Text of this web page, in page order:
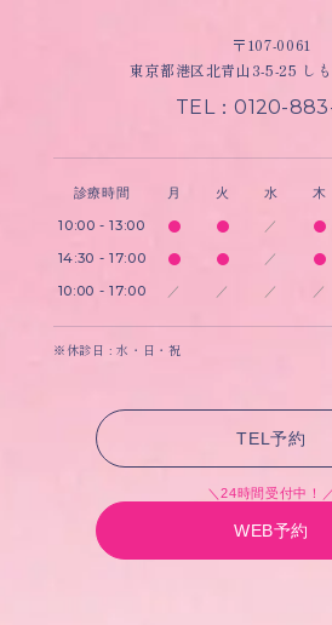
〒107-0061
東京都港区北青山3-5-25 し
TEL：0120-
診療時間 月 火 水 木
10:00 - 13:00 ／
14:30 - 17:00 ／
10:00 - 17:00 ／ ／ ／ ／
※休診日 : 水・日・祝
TEL予約
＼24時間受付中！／
WEB予約